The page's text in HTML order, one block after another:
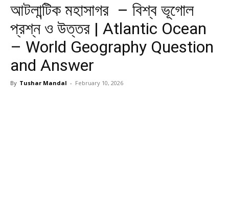
আটলান্টিক মহাসাগর – বিশ্ব ভূগোল
প্রশ্ন ও উত্তর | Atlantic Ocean
– World Geography Question
and Answer
By Tushar Mandal - February 10, 2026